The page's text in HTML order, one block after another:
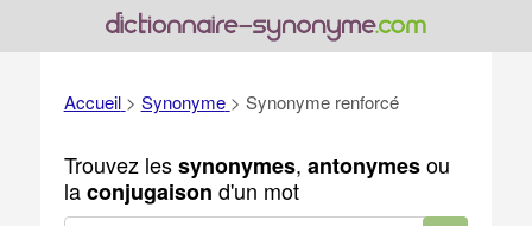
Accueil > Synonyme > Synonyme renforcé
Trouvez lessynonymes, antonymesou
laconjugaison d'un mot